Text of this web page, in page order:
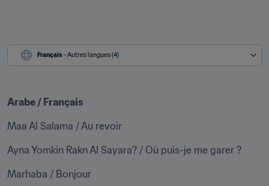
Français - Autres langues (4)
Arabe / Français
Maa Al Salama / Au revoir
Ayna Yomkin Rakn Al Sayara? / Où puis-je me garer ?
Marhaba / Bonjour